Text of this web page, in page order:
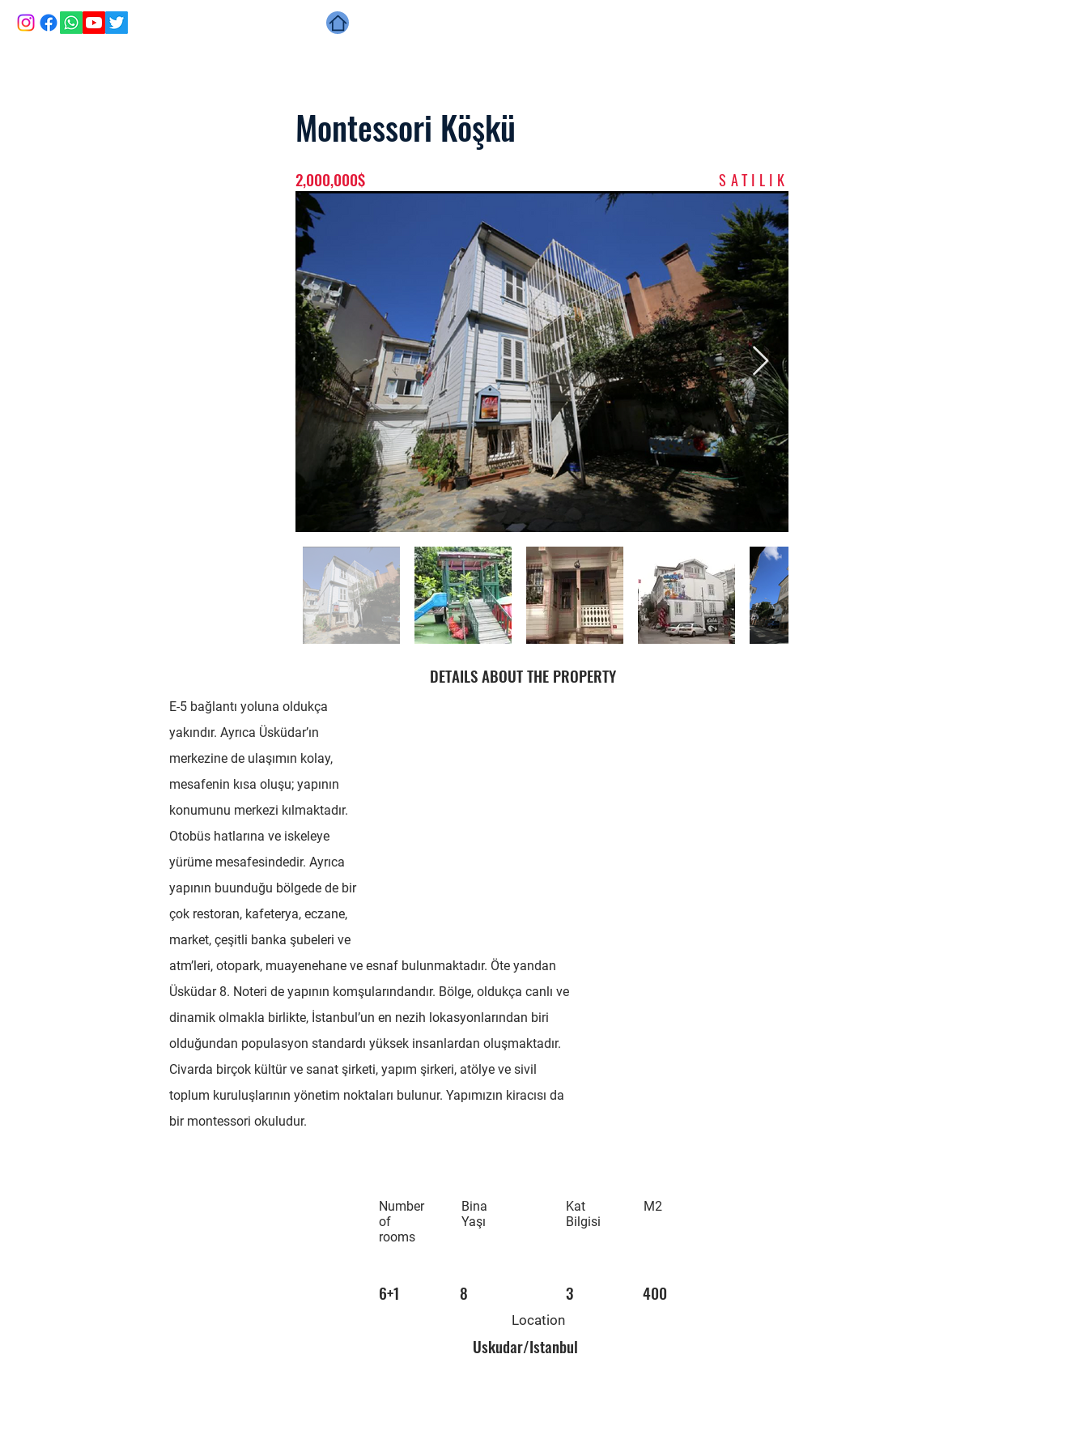
Montessori Köşkü
2,000,000$ SATILIK
DETAILS ABOUT THE PROPERTY
E-5 bağlantı yoluna oldukça
yakındır. Ayrıca Üsküdar’ın
merkezine de ulaşımın kolay,
mesafenin kısa oluşu; yapının
konumunu merkezi kılmaktadır.
Otobüs hatlarına ve iskeleye
yürüme mesafesindedir. Ayrıca
yapının buunduğu bölgede de bir
çok restoran, kafeterya, eczane,
market, çeşitli banka şubeleri ve
atm’leri, otopark, muayenehane ve esnaf bulunmaktadır. Öte yandan
Üsküdar 8. Noteri de yapının komşularındandır. Bölge, oldukça canlı ve
dinamik olmakla birlikte, İstanbul’un en nezih lokasyonlarından biri
olduğundan populasyon standardı yüksek insanlardan oluşmaktadır.
Civarda birçok kültür ve sanat şirketi, yapım şirkeri, atölye ve sivil
toplum kuruluşlarının yönetim noktaları bulunur. Yapımızın kiracısı da
bir montessori okuludur.
Number
of
rooms
6+1
Bina
Yaşı
8
Kat
Bilgisi
M2
3 400
Location
Uskudar/Istanbul